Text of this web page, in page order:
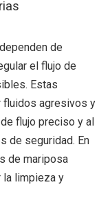
de
el flujo de
Estas
fluidos agresivos y
flujo preciso y al
de seguridad. En
de mariposa
la limpieza y